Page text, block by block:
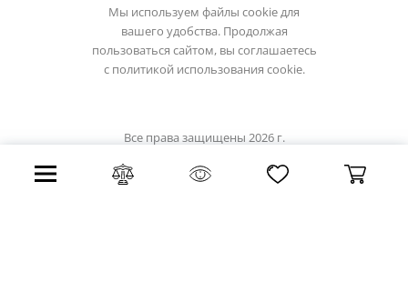
Мы используем файлы cookie для
вашего удобства. Продолжая
пользоваться сайтом, вы соглашаетесь
с политикой использования cookie.
Все права защищены 2026 г.